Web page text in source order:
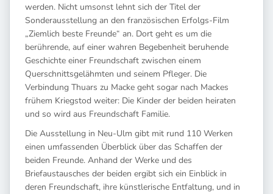
werden. Nicht umsonst lehnt sich der Titel der
Sonderausstellung an den französischen Erfolgs-Film
„Ziemlich beste Freunde“ an. Dort geht es um die
berührende, auf einer wahren Begebenheit beruhende
Geschichte einer Freundschaft zwischen einem
Querschnittsgelähmten und seinem Pfleger. Die
Verbindung Thuars zu Macke geht sogar nach Mackes
frühem Kriegstod weiter: Die Kinder der beiden heiraten
und so wird aus Freundschaft Familie.
Die Ausstellung in Neu-Ulm gibt mit rund 110 Werken
einen umfassenden Überblick über das Schaffen der
beiden Freunde. Anhand der Werke und des
Briefaustausches der beiden ergibt sich ein Einblick in
deren Freundschaft, ihre künstlerische Entfaltung, und in